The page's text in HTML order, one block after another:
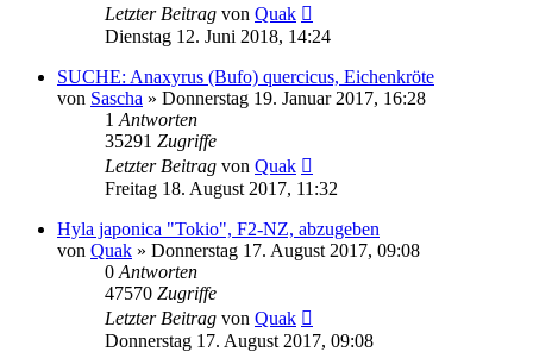
Letzter Beitrag von Quak
Dienstag 12. Juni 2018, 14:24
SUCHE: Anaxyrus (Bufo) quercicus, Eichenkröte
von Sascha » Donnerstag 19. Januar 2017, 16:28
1 Antworten
35291 Zugriffe
Letzter Beitrag von Quak
Freitag 18. August 2017, 11:32
Hyla japonica "Tokio", F2-NZ, abzugeben
von Quak » Donnerstag 17. August 2017, 09:08
0 Antworten
47570 Zugriffe
Letzter Beitrag von Quak
Donnerstag 17. August 2017, 09:08